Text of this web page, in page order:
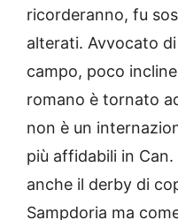
ricorderanno, fu
alterati. Avvocato
campo, poco
romano è tornato
non è un
più affidabili in
anche il derby di
Sampdoria ma